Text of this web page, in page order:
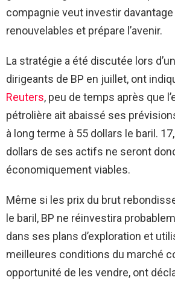
compagnie veut investir
renouvelables et prépare l’avenir.
La stratégie a été discutée lors
dirigeants de BP en juillet, ont
Reuters, peu de temps après que
pétrolière ait abaissé ses
à long terme à 55 dollars le baril.
dollars de ses actifs ne seront
économiquement viables.
Même si les prix du brut
le baril, BP ne réinvestira
dans ses plans d’exploration et
meilleures conditions du marché
opportunité de les vendre, ont